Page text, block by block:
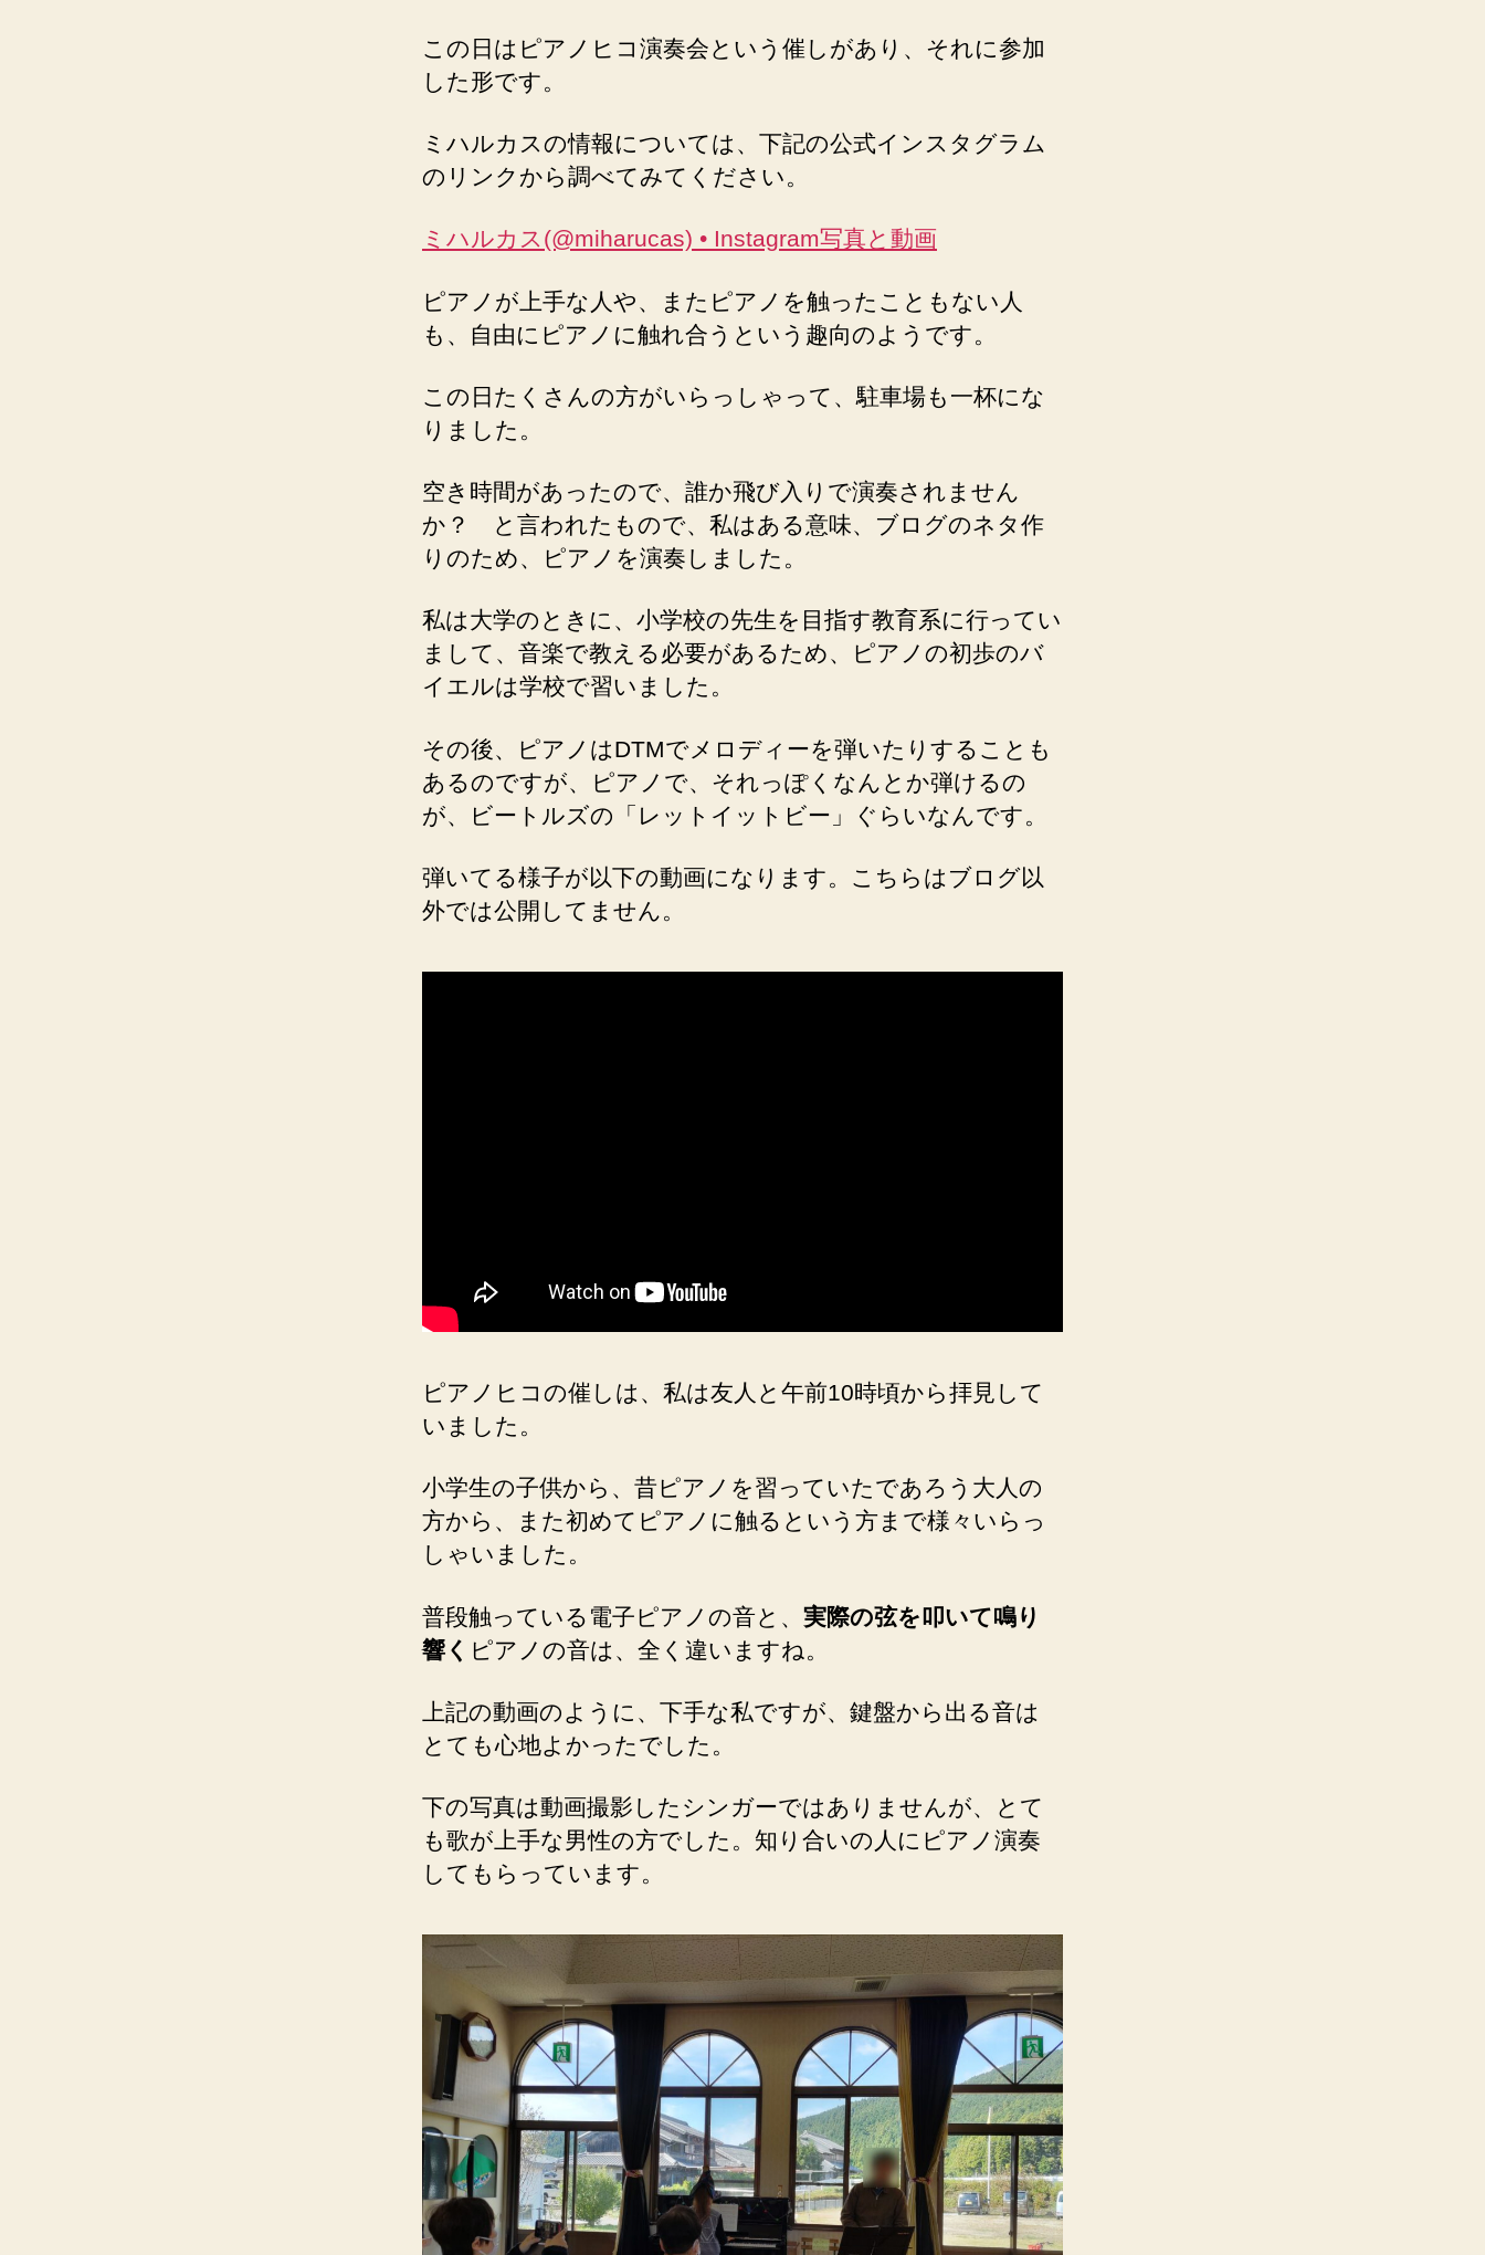
この日はピアノヒコ演奏会という催しがあり、それに参加
した形です。
ミハルカスの情報については、下記の公式インスタグラム
のリンクから調べてみてください。
ミハルカス(@miharucas) • Instagram写真と動画
ピアノが上手な人や、またピアノを触ったこともない人
も、自由にピアノに触れ合うという趣向のようです。
この日たくさんの方がいらっしゃって、駐車場も一杯にな
りました。
空き時間があったので、誰か飛び入りで演奏されません
か？ と言われたもので、私はある意味、ブログのネタ作
りのため、ピアノを演奏しました。
私は大学のときに、小学校の先生を目指す教育系に行ってい
まして、音楽で教える必要があるため、ピアノの初歩のバ
イエルは学校で習いました。
その後、ピアノはDTMでメロディーを弾いたりすることも
あるのですが、ピアノで、それっぽくなんとか弾けるの
が、ビートルズの「レットイットビー」ぐらいなんです。
弾いてる様子が以下の動画になります。こちらはブログ以
外では公開してません。
ピアノヒコの催しは、私は友人と午前10時頃から拝見して
いました。
小学生の子供から、昔ピアノを習っていたであろう大人の
方から、また初めてピアノに触るという方まで様々いらっ
しゃいました。
普段触っている電子ピアノの音と、 実際の弦を叩いて鳴り
響く ピアノの音は、全く違いますね。
上記の動画のように、下手な私ですが、鍵盤から出る音は
とても心地よかったでした。
下の写真は動画撮影したシンガーではありませんが、とて
も歌が上手な男性の方でした。知り合いの人にピアノ演奏
してもらっています。